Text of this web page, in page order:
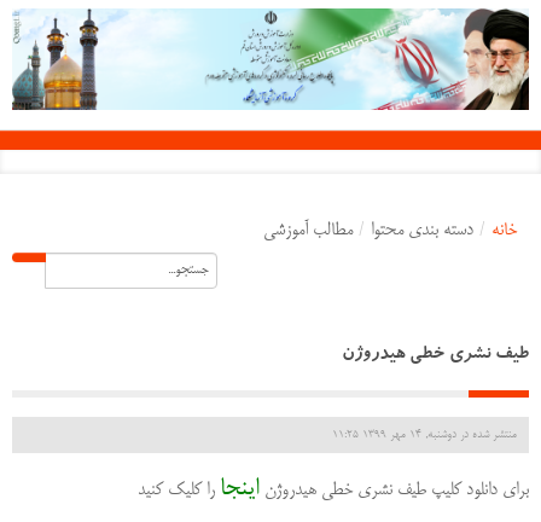
خانه / دسته بندی محتوا / مطالب آموزشی
طیف نشری خطی هیدروژن
منتشر شده در دوشنبه, 14 مهر 1399 11:25
برای دانلود کلیپ طیف نشری خطی هیدروژن اینجا را کلیک کنید